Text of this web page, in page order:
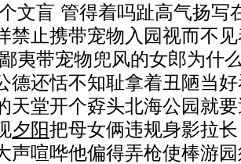
文盲 管得着吗趾高气扬写
禁止携带宠物入园视而不
夷带宠物兜风的女郎为什
德还恬不知耻拿着丑陋当
天堂开个孬头北海公园就
夕阳把母女俩违规身影拉
声喧哗他偏得弄枪使棒游